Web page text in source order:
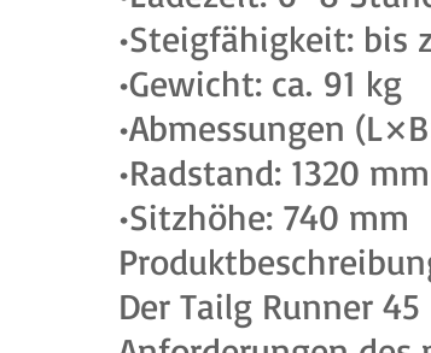
•Steigfähigkeit: bis
•Gewicht: ca. 91 kg
•Abmessungen
•Radstand: 1320 mm
•Sitzhöhe: 740 mm
Der Tailg Runner